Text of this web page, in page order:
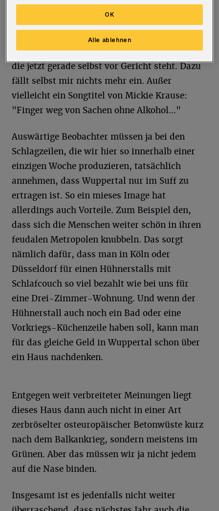
vorhandenes Geld ausgeben könnten. Aber
wahrscheinlich sind die meisten von ihnen
sowieso schon vor zwei Jahren von einer
Streife der Sharia-Polizei verhaftet worden,
die jetzt gerade selbst vor Gericht steht. Dazu
fällt selbst mir nichts mehr ein. Außer
vielleicht ein Songtitel von Mickie Krause:
"Finger weg von Sachen ohne Alkohol..."
Auswärtige Beobachter müssen ja bei den
Schlagzeilen, die wir hier so innerhalb einer
einzigen Woche produzieren, tatsächlich
annehmen, dass Wuppertal nur im Suff zu
ertragen ist. So ein mieses Image hat
allerdings auch Vorteile. Zum Beispiel den,
dass sich die Menschen weiter schön in ihren
feudalen Metropolen knubbeln. Das sorgt
nämlich dafür, dass man in Köln oder
Düsseldorf für einen Hühnerstalls mit
Schlafcouch so viel bezahlt wie bei uns für
eine Drei-Zimmer-Wohnung. Und wenn der
Hühnerstall auch noch ein Bad oder eine
Vorkriegs-Küchenzeile haben soll, kann man
für das gleiche Geld in Wuppertal schon über
ein Haus nachdenken.
Entgegen weit verbreiteter Meinungen liegt
dieses Haus dann auch nicht in einer Art
zerbröselter osteuropäischer Betonwüste kurz
nach dem Balkankrieg, sondern meistens im
Grünen. Aber das müssen wir ja nicht jedem
auf die Nase binden.
Insgesamt ist es jedenfalls nicht weiter
Alle ablehnen
OK